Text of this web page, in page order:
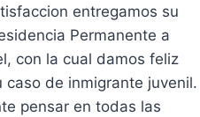
entregamos su
Permanente a
con la cual damos feliz
caso de inmigrante juvenil.
pensar en todas las